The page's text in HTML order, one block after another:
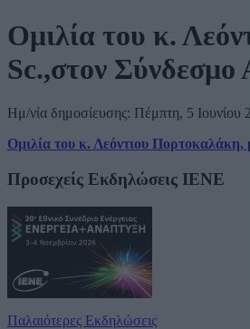
Ομιλία του κ.
Sc.,στον
Ημ/νία δημοσίευσης: Πέμπτη, 5 Ιουνίου
Ομιλία του κ. Λεόντιου
Προσεχείς Εκδηλώσεις ΙΕΝΕ
Παλαιότερες Εκδηλώσεις